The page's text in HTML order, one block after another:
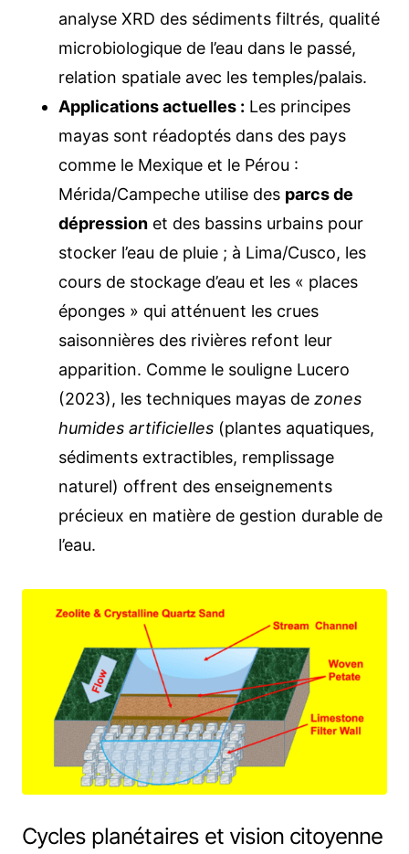
analyse XRD des sédiments filtrés, qualité
microbiologique de l’eau dans le passé,
relation spatiale avec les temples/palais.
Applications actuelles : Les principes
mayas sont réadoptés dans des pays
comme le Mexique et le Pérou :
Mérida/Campeche utilise des parcs de
dépression et des bassins urbains pour
stocker l’eau de pluie ; à Lima/Cusco, les
cours de stockage d’eau et les « places
éponges » qui atténuent les crues
saisonnières des rivières refont leur
apparition. Comme le souligne Lucero
(2023), les techniques mayas de zones
humides artificielles (plantes aquatiques,
sédiments extractibles, remplissage
naturel) offrent des enseignements
précieux en matière de gestion durable de
l’eau.
Cycles planétaires et vision citoyenne